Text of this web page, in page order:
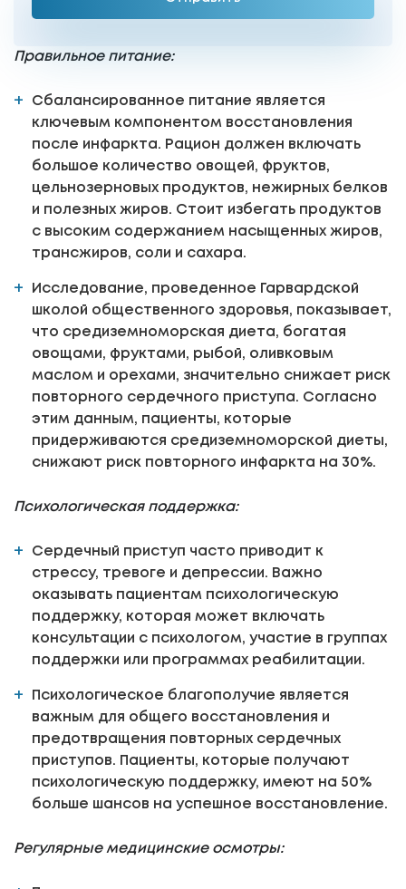
Правильное питание:
Сбалансированное питание является
ключевым компонентом восстановления
после инфаркта. Рацион должен включать
большое количество овощей, фруктов,
цельнозерновых продуктов, нежирных белков
и полезных жиров. Стоит избегать продуктов
с высоким содержанием насыщенных жиров,
трансжиров, соли и сахара.
Исследование, проведенное Гарвардской
школой общественного здоровья, показывает,
что средиземноморская диета, богатая
овощами, фруктами, рыбой, оливковым
маслом и орехами, значительно снижает риск
повторного сердечного приступа. Согласно
этим данным, пациенты, которые
придерживаются средиземноморской диеты,
снижают риск повторного инфаркта на 30%.
Психологическая поддержка:
Сердечный приступ часто приводит к
стрессу, тревоге и депрессии. Важно
оказывать пациентам психологическую
поддержку, которая может включать
консультации с психологом, участие в группах
поддержки или программах реабилитации.
Психологическое благополучие является
важным для общего восстановления и
предотвращения повторных сердечных
приступов. Пациенты, которые получают
психологическую поддержку, имеют на 50%
больше шансов на успешное восстановление.
Регулярные медицинские осмотры: